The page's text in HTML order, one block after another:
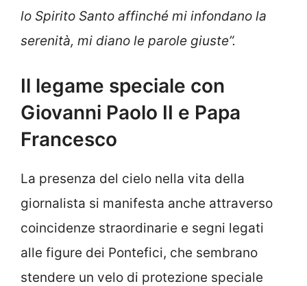
lo Spirito Santo affinché mi infondano la
serenità, mi diano le parole giuste”.
Il legame speciale con
Giovanni Paolo II e Papa
Francesco
La presenza del cielo nella vita della
giornalista si manifesta anche attraverso
coincidenze straordinarie e segni legati
alle figure dei Pontefici, che sembrano
stendere un velo di protezione speciale